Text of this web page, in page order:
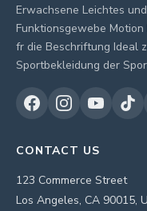
Erwachsene Leichtes
Funktionsgewebe
fr die Beschriftung Ideal
Sportbekleidung der
CONTACT US
123 Commerce Street
Los Angeles, CA 90015,